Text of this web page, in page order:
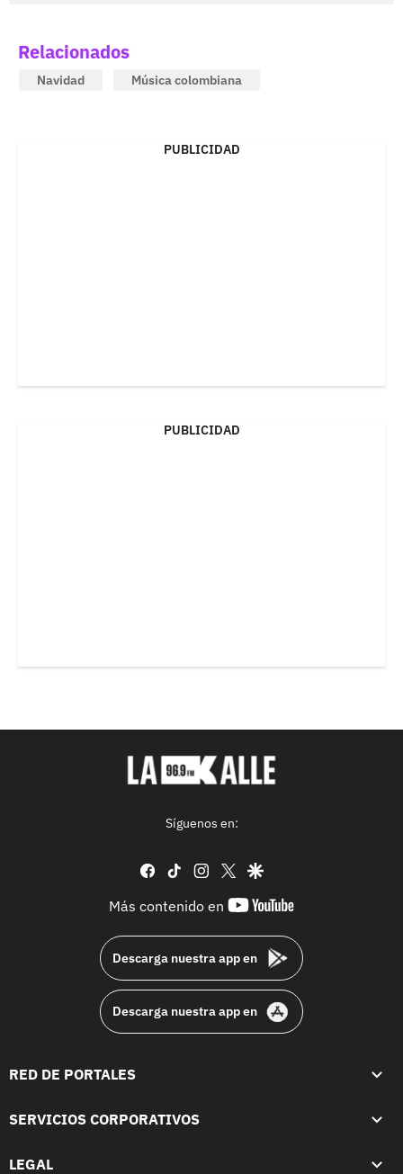
Relacionados
Navidad Música colombiana
PUBLICIDAD
PUBLICIDAD
Síguenos en:
facebook
tiktok instagram
twittergoogle
Más contenido en
youtube-
Descarga nuestra app en
Descarga nuestra app en
RED DE PORTALES
SERVICIOS CORPORATIVOS
LEGAL